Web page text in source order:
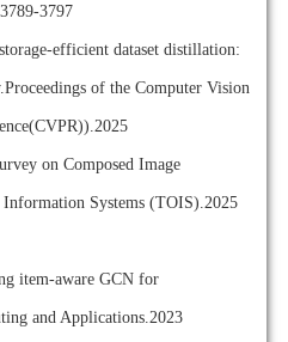
3797
efficient dataset distillation:
of the Computer Vision
on Composed Image
Systems (TOIS).2025
item-aware GCN for
and Applications.2023